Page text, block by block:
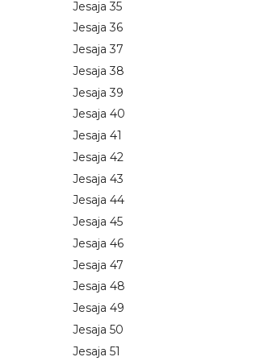
Jesaja 35
Jesaja 36
Jesaja 37
Jesaja 38
Jesaja 39
Jesaja 40
Jesaja 41
Jesaja 42
Jesaja 43
Jesaja 44
Jesaja 45
Jesaja 46
Jesaja 47
Jesaja 48
Jesaja 49
Jesaja 50
Jesaja 51